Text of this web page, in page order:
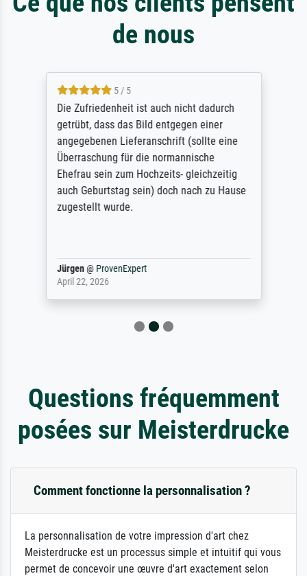
de nous
5 / 5
Die Zufriedenheit ist auch nicht dadurch
getrübt, dass das Bild entgegen einer
angegebenen Lieferanschrift (sollte eine
Überraschung für die normannische
Ehefrau sein zum Hochzeits- gleichzeitig
auch Geburtstag sein) doch nach zu Hause
zugestellt wurde.
Jürgen@ ProvenExpert
April 22, 2026
Questions fréquemment
posées sur Meisterdrucke
Comment fonctionne la personnalisation ?
La personnalisation de votre impression d'art chez
Meisterdrucke est un processus simple et intuitif qui vous
permet de concevoir une œuvre d'art exactement selon